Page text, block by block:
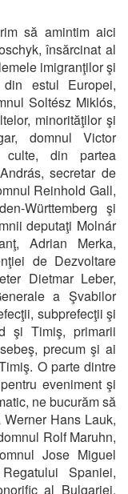
să amintim aici
însărcinat al
imigranţilor şi
estul Europei,
Soltész Miklós,
minorităţilor şi
domnul Victor
culte, din partea
secretar de
Reinhold Gall,
Württemberg şi
deputaţi Molnár
Adrian Merka,
de Dezvoltare
Dietmar Leber,
a Şvabilor
subprefecţii şi
şi Timiş, primarii
precum şi ai
O parte dintre
eveniment şi
ne bucurăm să
Hans Lauk,
Rolf Maruhn,
Jose Miguel
Spaniei,
al Bulgariei,